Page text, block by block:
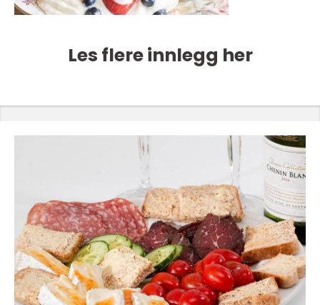
Les flere innlegg her